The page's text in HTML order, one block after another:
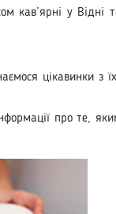
кав’ярні у Відні
цікавинки з
про те,